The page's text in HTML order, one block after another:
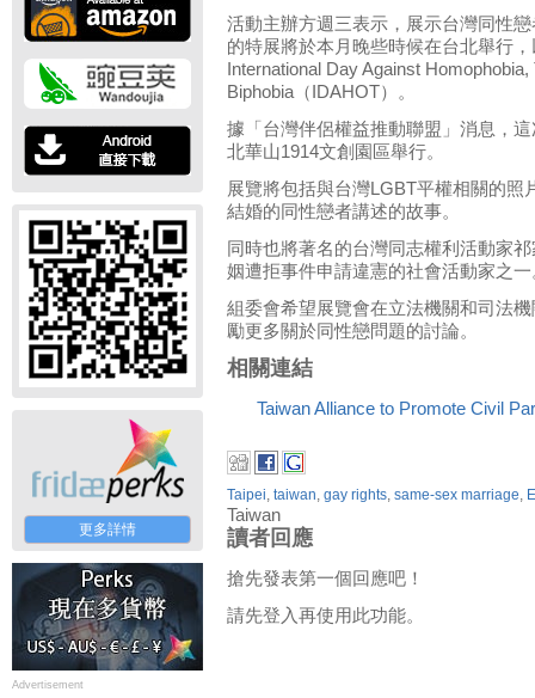
更多詳情
Advertisement
活動主辦方週三表示，展示台灣同性
的特展將於本月晚些時候在台北舉行
International Day Against
Biphobia（IDAHOT）。
據「台灣伴侶權益推動聯盟」消息，
北華山1914文創園區舉行。
展覽將包括與台灣LGBT平權相關的照
結婚的同性戀者講述的故事。
同時也將著名的台灣同志權利活動家
姻遭拒事件申請違憲的社會活動家之一
組委會希望展覽會在立法機關和司法
勵更多關於同性戀問題的討論。
相關連結
Taiwan Alliance to Promote Civil
Taipei, taiwan, gay rights, same-sex marriage,
Taiwan
讀者回應
搶先發表第一個回應吧！
請先登入再使用此功能。